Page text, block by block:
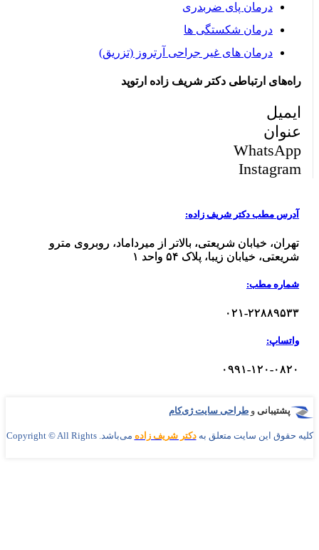
درمان پای ضربدری
درمان شکستگی ها
درمان های غیر جراحی آرتروز (تزریق)
ارتباطی دکتر شریف زاده ارتوپد
مطب دکتر شریف زاده:
خیابان شریعتی، بالاتر از میرداماد، روبروی مترو
خیابان زیبا، پلاک ۵۴ واحد ۱
مطب:
۲۲۸۸۹۵۳۳
۱۲۰-۰۸۲۰
وطراحی سایتژی‌کام
اين سايت متعلق به دکتر شریف زادهمی‌باشد. Copyright © All Rights